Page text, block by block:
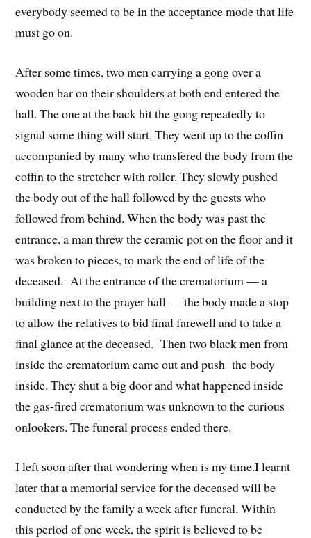
everybody seemed to be in the acceptance mode that life
must go on.
After some times, two men carrying a gong over a
wooden bar on their shoulders at both end entered the
hall. The one at the back hit the gong repeatedly to
signal some thing will start. They went up to the coffin
accompanied by many who transfered the body from the
coffin to the stretcher with roller. They slowly pushed
the body out of the hall followed by the guests who
followed from behind. When the body was past the
entrance, a man threw the ceramic pot on the floor and it
was broken to pieces, to mark the end of life of the
deceased. At the entrance of the crematorium — a
building next to the prayer hall — the body made a stop
to allow the relatives to bid final farewell and to take a
final glance at the deceased. Then two black men from
inside the crematorium came out and push the body
inside. They shut a big door and what happened inside
the gas-fired crematorium was unknown to the curious
onlookers. The funeral process ended there.
I left soon after that wondering when is my time.I learnt
later that a memorial service for the deceased will be
conducted by the family a week after funeral. Within
this period of one week, the spirit is believed to be